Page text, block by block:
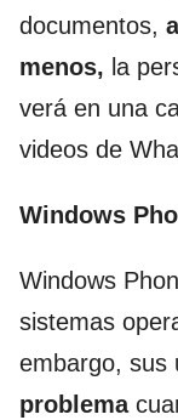
documentos,
menos, la
verá en una
videos de
Windows
Windows
sistemas
embargo, sus
problema